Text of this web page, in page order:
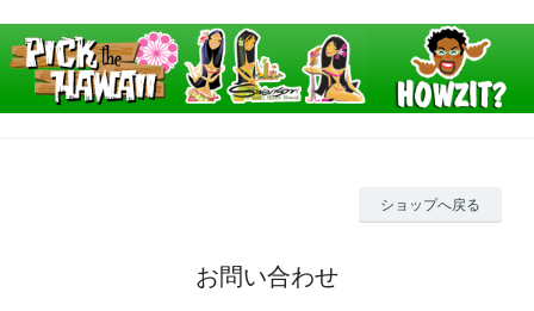
ショップへ戻る
お問い合わせ